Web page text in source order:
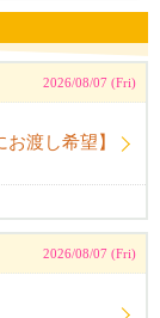
2026/08/07 (Fri)
渡し希望】
2026/08/07 (Fri)